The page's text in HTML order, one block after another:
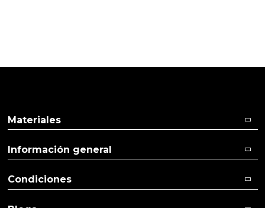
Materiales
Información general
Condiciones